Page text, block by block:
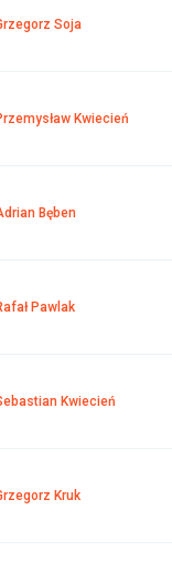
Soja
Kwiecień
Bęben
Pawlak
Kwiecień
Kruk